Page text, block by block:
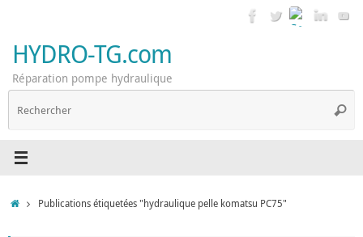
contenu
HYDRO-TG.com
Réparation pompe hydraulique
AccueilPublications étiquetées "hydraulique pelle komatsu PC75"